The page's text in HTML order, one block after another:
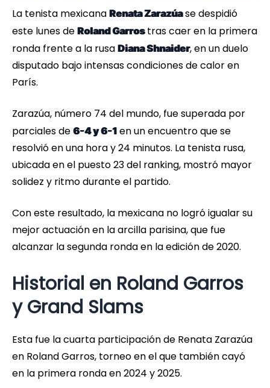
La tenista mexicana Renata Zarazúase despidió
este lunes de Roland Garrostras caer en la primera
ronda frente a la rusa Diana Shnaider, en un duelo
disputado bajo intensas condiciones de calor en
París.
Zarazúa, número 74 del mundo, fue superada por
parciales de 6-4 y 6-1 en un encuentro que se
resolvió en una hora y 24 minutos. La tenista rusa,
ubicada en el puesto 23 del ranking, mostró mayor
solidez y ritmo durante el partido.
Con este resultado, la mexicana no logró igualar su
mejor actuación en la arcilla parisina, que fue
alcanzar la segunda ronda en la edición de 2020.
Historial en Roland Garros
y Grand Slams
Esta fue la cuarta participación de Renata Zarazúa
en Roland Garros, torneo en el que también cayó
en la primera ronda en 2024 y 2025.